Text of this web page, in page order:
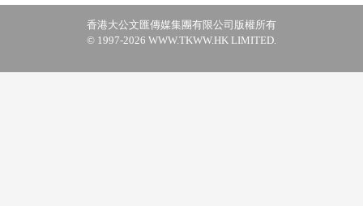
香港大公文匯傳媒集團有限公司版權所有
© 1997-2026 WWW.TKWW.HK LIMITED.